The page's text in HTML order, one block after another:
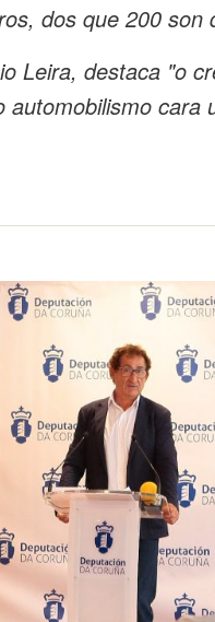
dos que 200
Leira, destaca "o
cara